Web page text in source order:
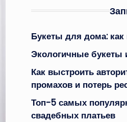
Букеты для дома: как
Экологичные букеты
Как выстроить
промахов и потерь
Топ-5 самых
свадебных платьев